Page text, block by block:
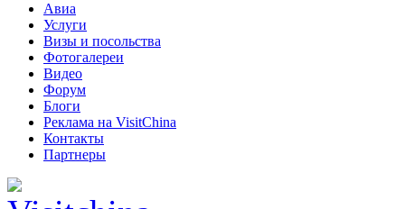
Авиа
Услуги
Визы и посольства
Фотогалереи
Видео
Форум
Блоги
Реклама на VisitChina
Контакты
Партнеры